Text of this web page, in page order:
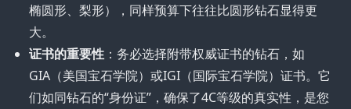
椭圆形、梨形），同样预算下往往比圆形钻石显得更
大。
证书的重要性 ：务必选择附带权威证书的钻石，如
GIA（美国宝石学院）或IGI（国际宝石学院）证书。它
们如同钻石的“身份证”，确保了4C等级的真实性，是您